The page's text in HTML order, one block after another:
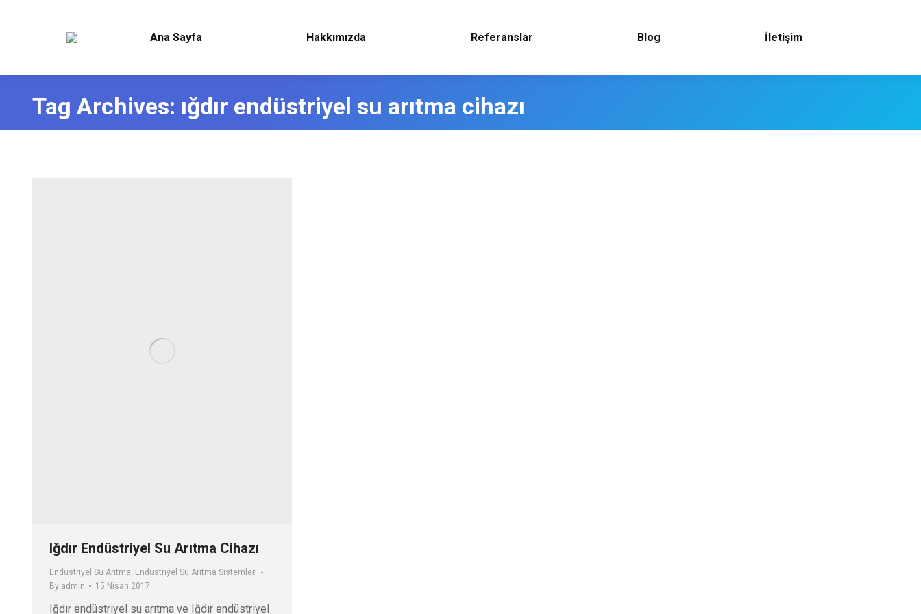
Ana Sayfa Hakkımızda Referanslar Blog İletişim
Tag Archives: ığdır endüstriyel su arıtma cihazı
Iğdır Endüstriyel Su Arıtma Cihazı
Endüstriyel Su Arıtma, Endüstriyel Su Arıtma Sistemleri
By admin 15 Nisan 2017
Iğdır endüstriyel su arıtma ve Iğdır endüstriyel